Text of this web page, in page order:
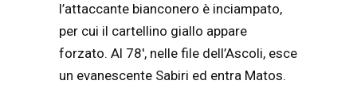
l’attaccante bianconero è inciampato,
per cui il cartellino giallo appare
forzato. Al 78′, nelle file dell’Ascoli, esce
un evanescente Sabiri ed entra Matos.